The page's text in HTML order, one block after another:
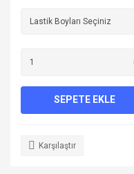
SEPETE EKLE
Karşılaştır